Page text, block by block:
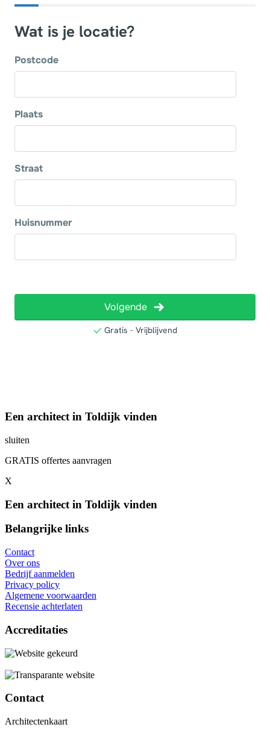
Een architect in Toldijk vinden
sluiten
GRATIS offertes aanvragen
X
Een architect in Toldijk vinden
Belangrijke links
Contact
Over ons
Bedrijf aanmelden
Privacy policy
Algemene voorwaarden
Recensie achterlaten
Accreditaties
Contact
Architectenkaart